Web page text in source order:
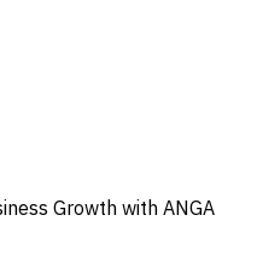
Growth with ANGA